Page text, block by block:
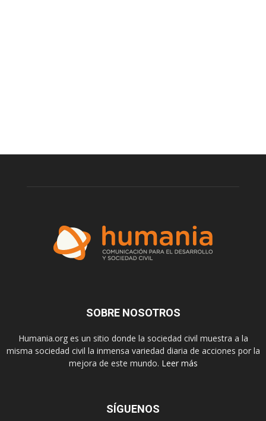
SOBRE NOSOTROS
Humania.org es un sitio donde la sociedad civil muestra a la
misma sociedad civil la inmensa variedad diaria de acciones por la
mejora de este mundo. Leer más
SÍGUENOS